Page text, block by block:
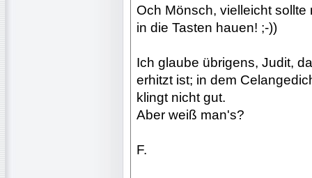
Och Mönsch, vielleicht
in die Tasten hauen! ;-))
Ich glaube übrigens, Judit,
erhitzt ist; in dem
klingt nicht gut.
Aber weiß man's?
F.